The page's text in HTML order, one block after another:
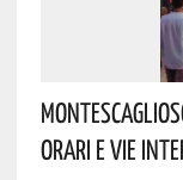
Orari E Vie